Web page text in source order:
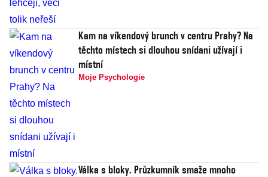
Kam na víkendový brunch v centru Prahy? Na
těchto místech si dlouhou snídani užívají i
místní
Moje Psychologie
Válka s bloky. Průzkumník smaže mnoho